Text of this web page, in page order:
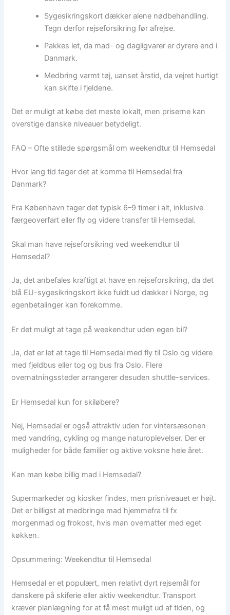
Sygesikringskort dækker alene nødbehandling.
Tegn derfor rejseforsikring før afrejse.
Pakkes let, da mad- og dagligvarer er dyrere end i
Danmark.
Medbring varmt tøj, uanset årstid, da vejret hurtigt
kan skifte i fjeldene.
Det er muligt at købe det meste lokalt, men priserne kan
overstige danske niveauer betydeligt.
FAQ – Ofte stillede spørgsmål om weekendtur til Hemsedal
Hvor lang tid tager det at komme til Hemsedal fra
Danmark?
Fra København tager det typisk 6–9 timer i alt, inklusive
færgeoverfart eller fly og videre transfer til Hemsedal.
Skal man have rejseforsikring ved weekendtur til
Hemsedal?
Ja, det anbefales kraftigt at have en rejseforsikring, da det
blå EU-sygesikringskort ikke fuldt ud dækker i Norge, og
egenbetalinger kan forekomme.
Er det muligt at tage på weekendtur uden egen bil?
Ja, det er let at tage til Hemsedal med fly til Oslo og videre
med fjeldbus eller tog og bus fra Oslo. Flere
overnatningssteder arrangerer desuden shuttle-services.
Er Hemsedal kun for skiløbere?
Nej, Hemsedal er også attraktiv uden for vintersæsonen
med vandring, cykling og mange naturoplevelser. Der er
muligheder for både familier og aktive voksne hele året.
Kan man købe billig mad i Hemsedal?
Supermarkeder og kiosker findes, men prisniveauet er højt.
Det er billigst at medbringe mad hjemmefra til fx
morgenmad og frokost, hvis man overnatter med eget
køkken.
Opsummering: Weekendtur til Hemsedal
Hemsedal er et populært, men relativt dyrt rejsemål for
danskere på skiferie eller aktiv weekendtur. Transport
kræver planlægning for at få mest muligt ud af tiden, og